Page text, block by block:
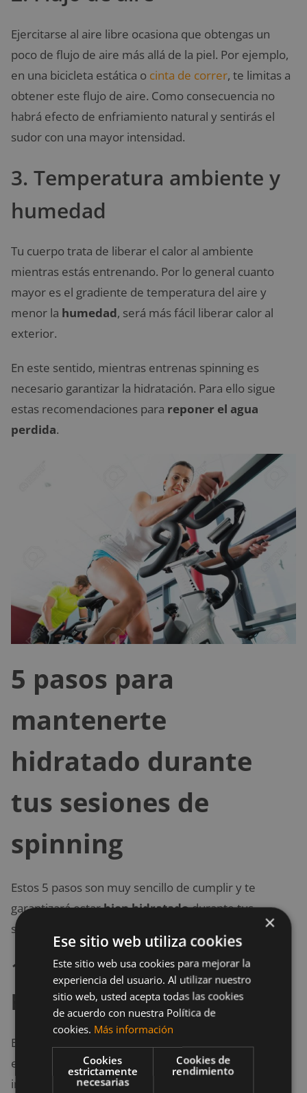
Ejercitarse al aire libre ocasiona que obtengas un
poco de flujo de aire más allá de la piel. Por ejemplo,
en una bicicleta estática o cinta de correr, te limitas a
obtener este flujo de aire. Como consecuencia no
habrá efecto de enfriamiento natural y sentirás el
sudor con una mayor intensidad.
3. Temperatura ambiente y
humedad
Tu cuerpo trata de liberar el calor al ambiente
mientras estás entrenando. Por lo general cuanto
mayor es el gradiente de temperatura del aire y
menor la humedad, será más fácil liberar calor al
exterior.
En este sentido, mientras entrenas spinning es
necesario garantizar la hidratación. Para ello sigue
estas recomendaciones para reponer el agua
perdida.
5 pasos para
mantenerte
hidratado durante
tus sesiones de
spinning
Estos 5 pasos son muy sencillo de cumplir y te
garantizará estarbien hidratadodurante tus
sesiones de spinning:
1. Inicia la sesión bien
hidratado
En primer lugar como muchas sesiones de
entrenamiento indoor son cortas e intensas, es
importante iniciarbien hidratado
×
Ese sitio web utiliza cookies
Este sitio web usa cookies para mejorar la
experiencia del usuario. Al utilizar nuestro
sitio web, usted acepta todas las cookies
de acuerdo con nuestra Política de
cookies. Más información
Cookies
estrictamente
necesarias
Cookies de
rendimiento